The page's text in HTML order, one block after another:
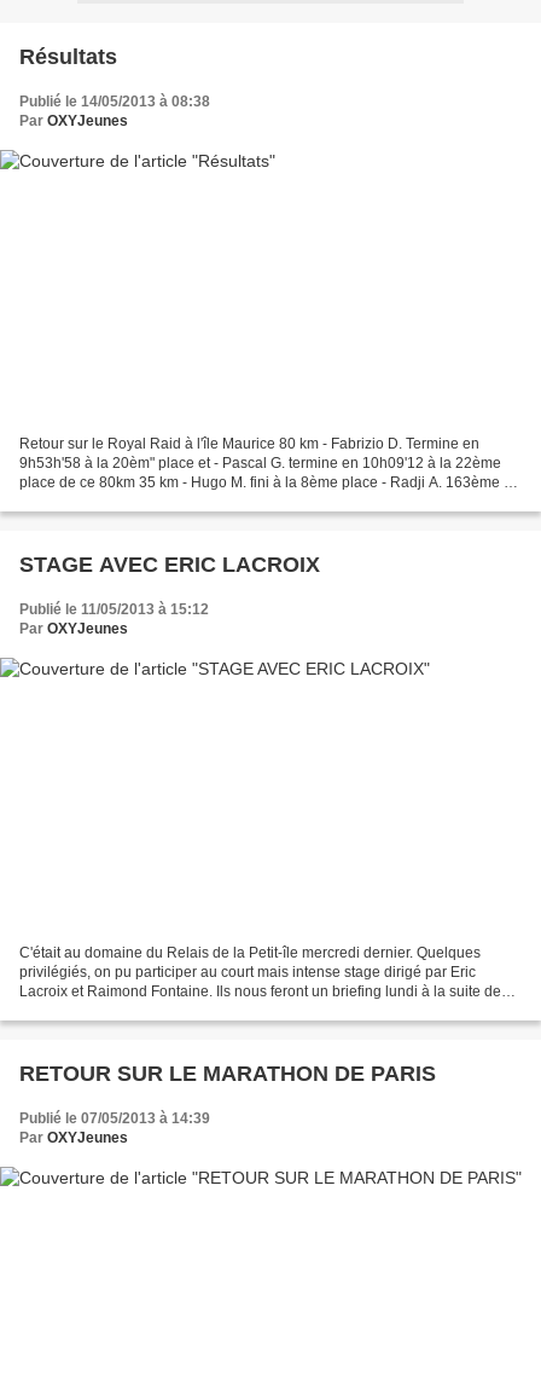
Résultats
Publié le 14/05/2013 à 08:38
Par OXYJeunes
Retour sur le Royal Raid à l'île Maurice 80 km - Fabrizio D. Termine en
9h53h'58 à la 20èm" place et - Pascal G. termine en 10h09'12 à la 22ème
place de ce 80km 35 km - Hugo M. fini à la 8ème place - Radji A. 163ème au
STAGE AVEC ERIC LACROIX
Publié le 11/05/2013 à 15:12
Par OXYJeunes
C'était au domaine du Relais de la Petit-île mercredi dernier. Quelques
privilégiés, on pu participer au court mais intense stage dirigé par Eric
Lacroix et Raimond Fontaine. Ils nous feront un briefing lundi à la suite de
RETOUR SUR LE MARATHON DE PARIS
Publié le 07/05/2013 à 14:39
Par OXYJeunes